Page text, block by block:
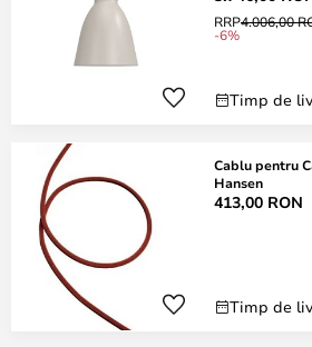
RRP4.006,00
-6%
Timp de
Cablu pentru
Hansen
413,00 RON
Timp de